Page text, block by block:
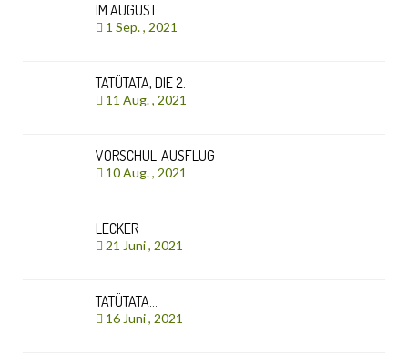
IM AUGUST
1 Sep. , 2021
TATÜTATA, DIE 2.
11 Aug. , 2021
VORSCHUL-AUSFLUG
10 Aug. , 2021
LECKER
21 Juni , 2021
TATÜTATA…
16 Juni , 2021